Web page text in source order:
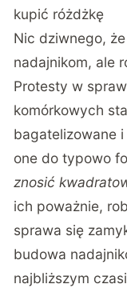
kupić różdżkę
Nic dziwnego,
nadajnikom, ale
Protesty w
komórkowych
bagatelizowane
one do typowo
znosić
ich poważnie,
sprawa się
budowa
najbliższym